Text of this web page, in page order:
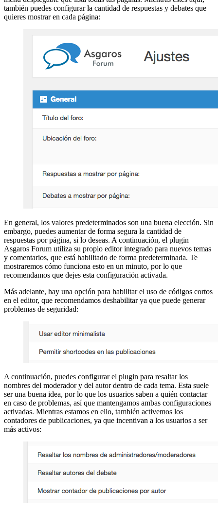
también puedes configurar la cantidad de respuestas y debates que
quieres mostrar en cada página:
En general, los valores predeterminados son una buena elección. Sin
embargo, puedes aumentar de forma segura la cantidad de
respuestas por página, si lo deseas. A continuación, el plugin
Asgaros Forum utiliza su propio editor integrado para nuevos temas
y comentarios, que está habilitado de forma predeterminada. Te
mostraremos cómo funciona esto en un minuto, por lo que
recomendamos que dejes esta configuración activada.
Más adelante, hay una opción para habilitar el uso de códigos cortos
en el editor, que recomendamos deshabilitar ya que puede generar
problemas de seguridad:
A continuación, puedes configurar el plugin para resaltar los
nombres del moderador y del autor dentro de cada tema. Esta suele
ser una buena idea, por lo que los usuarios saben a quién contactar
en caso de problemas, así que mantengamos ambas configuraciones
activadas. Mientras estamos en ello, también activemos los
contadores de publicaciones, ya que incentivan a los usuarios a ser
más activos: